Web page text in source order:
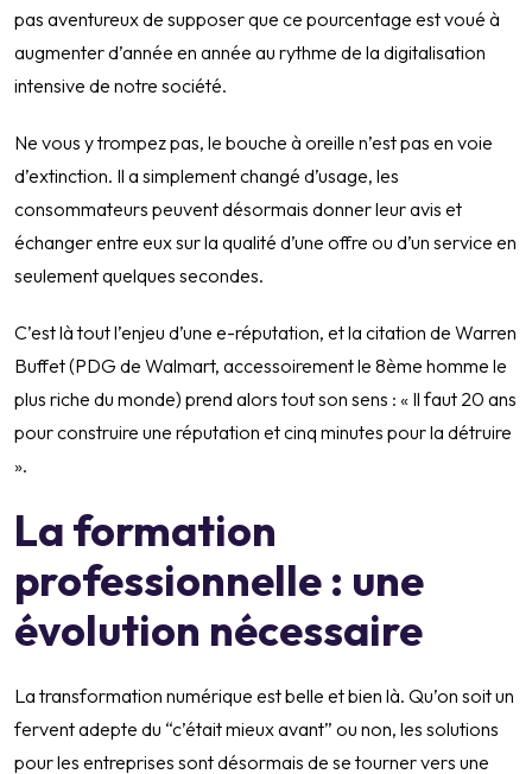
pas aventureux de supposer que ce pourcentage est voué à
augmenter d’année en année au rythme de la digitalisation
intensive de notre société.
Ne vous y trompez pas, le bouche à oreille n’est pas en voie
d’extinction. Il a simplement changé d’usage, les
consommateurs peuvent désormais donner leur avis et
échanger entre eux sur la qualité d’une offre ou d’un service en
seulement quelques secondes.
C’est là tout l’enjeu d’une e-réputation, et la citation de Warren
Buffet (PDG de Walmart, accessoirement le 8ème homme le
plus riche du monde) prend alors tout son sens : « Il faut 20 ans
pour construire une réputation et cinq minutes pour la détruire
».
La formation
professionnelle : une
évolution nécessaire
La transformation numérique est belle et bien là. Qu’on soit un
fervent adepte du “c’était mieux avant” ou non, les solutions
pour les entreprises sont désormais de se tourner vers une